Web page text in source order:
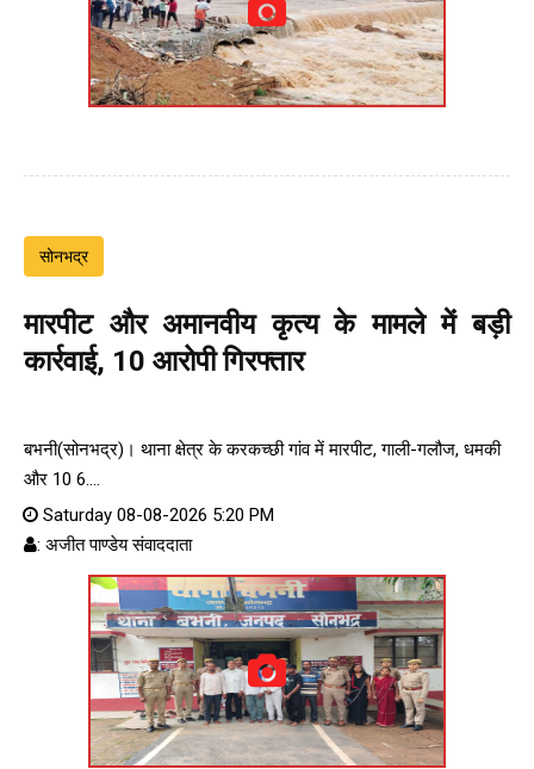
सोनभद्र
मारपीट और अमानवीय कृत्य के मामले में बड़ी
कार्रवाई, 10 आरोपी गिरफ्तार
बभनी(सोनभद्र)। थाना क्षेत्र के करकच्छी गांव में मारपीट, गाली-गलौज, धमकी
और 10 6....
Saturday 08-08-2026 5:20 PM
: अजीत पाण्डेय संवाददाता